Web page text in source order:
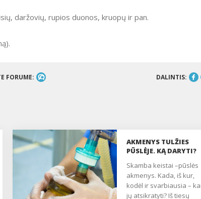
daržovių, rupios duonos, kruopų ir pan.
FORUME: DALINTIS:
AKMENYS TULŽIES
PŪSLĖJE. KĄ DARYTI?
Skamba keistai –pūslės
akmenys. Kada, iš kur,
kodėl ir svarbiausia –
jų atsikratyti? Iš tiesų